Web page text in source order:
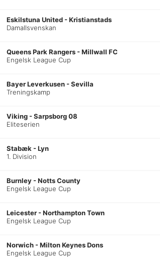
Eskilstuna United -Kristianstads
Damallsvenskan
Queens Park Rangers -Millwall FC
Engelsk League Cup
Bayer Leverkusen -Sevilla
Treningskamp
Viking -Sarpsborg 08
Eliteserien
Stabæk -Lyn
1. Division
Burnley -Notts County
Engelsk League Cup
Leicester -Northampton Town
Engelsk League Cup
Norwich -Milton Keynes Dons
Engelsk League Cup